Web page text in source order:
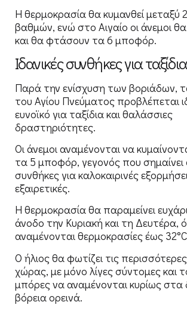
Η θερμοκρασία θα κυμανθεί μεταξύ
βαθμών, ενώ στο Αιγαίο οι άνεμοι
και θα φτάσουν τα 6 μποφόρ.
Ιδανικές συνθήκες για ταξίδια
Παρά την ενίσχυση των βοριάδων,
του Αγίου Πνεύματος προβλέπεται
ευνοϊκό για ταξίδια και θαλάσσιες
δραστηριότητες.
Οι άνεμοι αναμένονται να
τα 5 μποφόρ, γεγονός που σημαίνει
συνθήκες για καλοκαιρινές
εξαιρετικές.
Η θερμοκρασία θα παραμείνει
άνοδο την Κυριακή και τη Δευτέρα,
αναμένονται θερμοκρασίες έως
Ο ήλιος θα φωτίζει τις
χώρας, με μόνο λίγες σύντομες και
μπόρες να αναμένονται κυρίως στα
βόρεια ορεινά.